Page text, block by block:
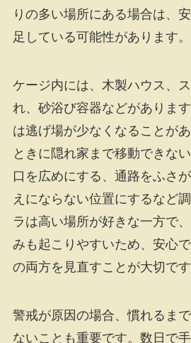
りの多い場所にある場合は、
足している可能性があります。
ケージ内には、木製ハウス、
れ、砂浴び容器などがありま
は逃げ場が少なくなることが
ときに隠れ家まで移動できな
口を広めにする、通路をふさ
えにならない位置にするなど
ラは高い場所が好きな一方で
みも起こりやすいため、安心
の両方を見直すことが大切です
警戒が原因の場合、慣れるま
ないことも重要です。数日で